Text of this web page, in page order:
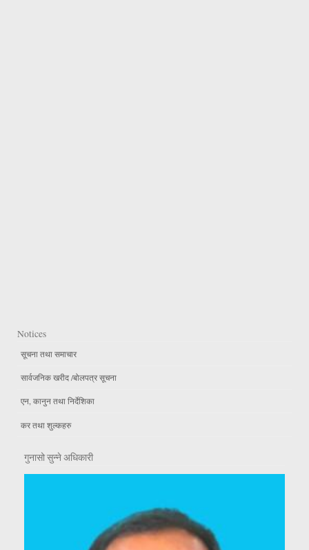
Notices
सूचना तथा समाचार
सार्वजनिक खरीद /बोलपत्र सूचना
एन, कानुन तथा निर्देशिका
कर तथा शुल्कहरु
गुनासो सुन्ने अधिकारी